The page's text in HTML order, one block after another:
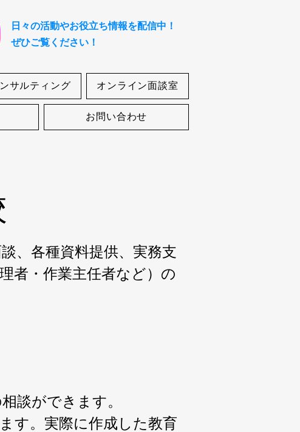
日々の活動やお役立ち情報を配信中！
ぜひご覧ください！
サルティング オンライン面談室
お問い合わせ
、各種資料提供、実務支
者・作業主任者など）の
談ができます。
す。実際に作成した教育